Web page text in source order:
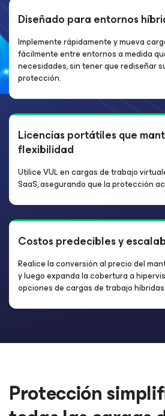
Diseñado para entornos
Implemente rápidamente y mueva
fácilmente entre entornos a medida
necesidades, sin tener que rediseñar
protección.
Licencias portátiles que
flexibilidad
Utilice VUL en cargas de trabajo
SaaS, asegurando que la protección
Costos predecibles y
Realice la conversión al precio del
y luego expanda la cobertura a
opciones de cargas de trabajo híbridas.
Protección